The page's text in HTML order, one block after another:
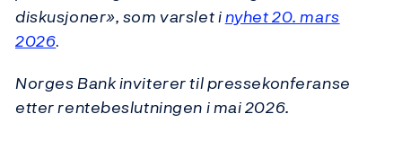
diskusjoner», som varslet inyhet 20. mars
2026.
Norges Bank inviterer til pressekonferanse
etter rentebeslutningen i mai 2026.